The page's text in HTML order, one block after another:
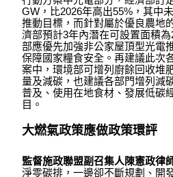
GW，比2026年高出55%，其中
推動目標，而針對屬於優良農地
濟部預計3年內潛在可設置面積
部應優先加強非公家屋頂型光電
保障國家糧食安全。再建議此次
案中，環境部可增列廚餘回收堆
量及減碳，也建議各部門增列減
普及、使用在地食材、發展低碳
目。
大燃氣政策應做政策環評
監督施政聯盟副召集人陳憲政律
淨零碳排，一邊卻不斷規劃、開